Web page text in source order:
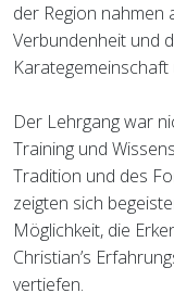
der Region nahmen
Verbundenheit und
Der Lehrgang war
Training und
Tradition und des
zeigten sich
Möglichkeit, die
Christian’s
vertiefen.